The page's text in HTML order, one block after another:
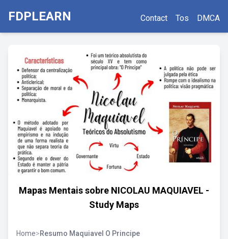
FDPLEARN Contact Tos DMCA
Mapas Mentais sobre NICOLAU MAQUIAVEL -
Study Maps
Home>Resumo Maquiavel O Principe